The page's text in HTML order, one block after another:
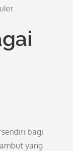
bagi
yang